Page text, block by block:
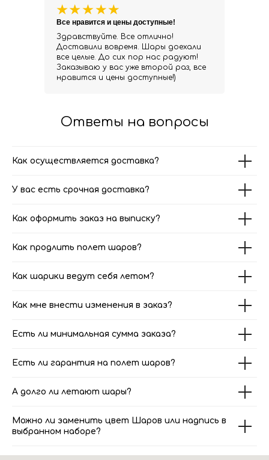
Здравствуйте. Все отлично!
Доставили вовремя. Шары доехали
все целые. До сих пор нас радуют!
Заказываю у вас уже второй раз, все
нравится и цены доступные!)
Все нравится и цены доступные!
Ответы на вопросы
Как осуществляется доставка?
У вас есть срочная доставка?
Как оформить заказ на выписку?
Как продлить полет шаров?
Как шарики ведут себя летом?
Как мне внести изменения в заказ?
Есть ли минимальная сумма заказа?
Есть ли гарантия на полет шаров?
А долго ли летают шары?
Можно ли заменить цвет Шаров или надпись в
выбранном наборе?